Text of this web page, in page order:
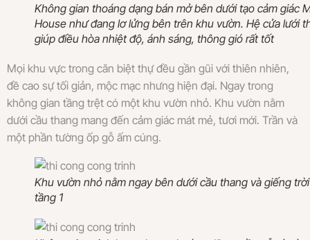
Không gian thoáng dạng bán mở bên dưới tạo cảm giác
House như đang lơ lửng bên trên khu vườn. Hệ cửa lưới
giúp điều hòa nhiệt độ, ánh sáng, thông gió rất tốt
Mọi khu vực trong căn biệt thự đều gần gũi với thiên nhiên,
đề cao sự tối giản, mộc mạc nhưng hiện đại. Ngay trong
không gian tầng trệt có một khu vườn nhỏ. Khu vườn nằm
dưới cầu thang mang đến cảm giác mát mẻ, tươi mới. Trần và
một phần tường ốp gỗ ấm cúng.
Khu vườn nhỏ nằm ngay bên dưới cầu thang và giếng
tầng 1